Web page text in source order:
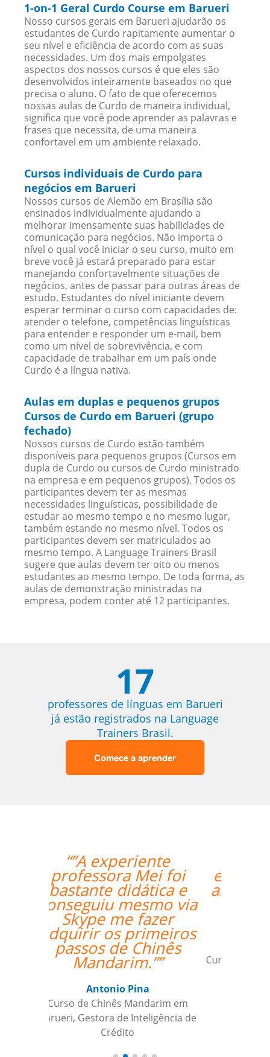
1-on-1 Geral Curdo Course em Barueri
Nosso cursos gerais em Barueri ajudarão os
estudantes de Curdo rapitamente aumentar o
seu nível e eficiência de acordo com as suas
necessidades. Um dos mais empolgates
aspectos dos nossos cursos é que eles são
desenvolvidos inteiramente baseados no que
precisa o aluno. O fato de que oferecemos
nossas aulas de Curdo de maneira individual,
significa que você pode aprender as palavras e
frases que necessita, de uma maneira
confortavel em um ambiente relaxado.
Cursos individuais de Curdo para
negócios em Barueri
Nossos cursos de Alemão em Brasília são
ensinados individualmente ajudando a
melhorar imensamente suas habilidades de
comunicação para negócios. Não importa o
nível o qual você iniciar o seu curso, muito em
breve você já estará preparado para estar
manejando confortavelmente situações de
negócios, antes de passar para outras áreas de
estudo. Estudantes do nível iniciante devem
esperar terminar o curso com capacidades de:
atender o telefone, competências linguísticas
para entender e responder um e-mail, bem
como um nível de sobrevivência, e com
capacidade de trabalhar em um país onde
Curdo é a língua nativa.
Aulas em duplas e pequenos grupos
Cursos de Curdo em Barueri (grupo
fechado)
Nossos cursos de Curdo estão também
disponíveis para pequenos grupos (Cursos em
dupla de Curdo ou cursos de Curdo ministrado
na empresa e em pequenos grupos). Todos os
participantes devem ter as mesmas
necessidades linguísticas, possibilidade de
estudar ao mesmo tempo e no mesmo lugar,
também estando no mesmo nível. Todos os
participantes devem ser matriculados ao
mesmo tempo. A Language Trainers Brasil
sugere que aulas devem ter oito ou menos
estudantes ao mesmo tempo. De toda forma, as
aulas de demonstração ministradas na
empresa, podem conter até 12 participantes.
17
professores de línguas em Barueri
já estão registrados na Language
Trainers Brasil.
Comece a aprender
“”A Josette tem boa
experiência, entende
as dificuldades de um
brasileiro, facilita o
aprendizado.””
Andre B
Curso de Alemão em São Caetano do